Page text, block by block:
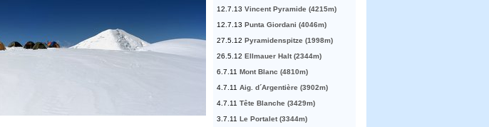
12.7.13 Vincent Pyramide (4215m)
12.7.13 Punta Giordani (4046m)
27.5.12 Pyramidenspitze (1998m)
26.5.12 Ellmauer Halt (2344m)
6.7.11 Mont Blanc (4810m)
4.7.11 Aig. d´Argentière (3902m)
4.7.11 Tête Blanche (3429m)
3.7.11 Le Portalet (3344m)